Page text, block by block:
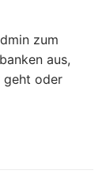
zum
aus,
geht oder